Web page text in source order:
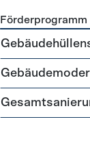
Förderprogramme
Förderprogramm